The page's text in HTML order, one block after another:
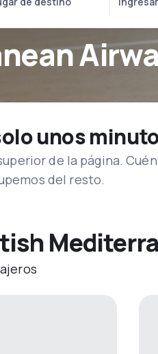
unos
de la página.
del resto.